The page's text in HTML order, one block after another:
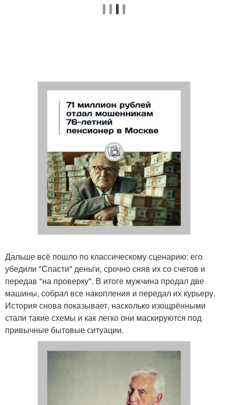
Дальше всё пошло по классическому сценарию: его
убедили "Спасти" деньги, срочно сняв их со счетов и
передав "на проверку". В итоге мужчина продал две
машины, собрал все накопления и передал их курьеру.
История снова показывает, насколько изощрёнными
стали такие схемы и как легко они маскируются под
привычные бытовые ситуации.